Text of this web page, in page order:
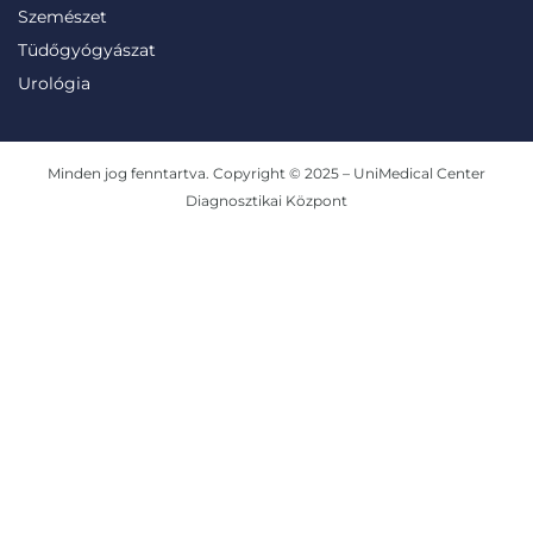
Szemészet
Tüdőgyógyászat
Urológia
Minden jog fenntartva. Copyright © 2025 – UniMedical Center
Diagnosztikai Központ